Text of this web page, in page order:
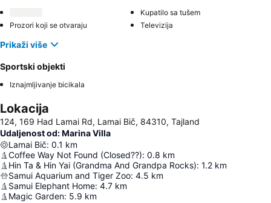
Kupatilo sa tušem
Prozori koji se otvaraju
Televizija
Prikaži više
Sportski objekti
Iznajmljivanje bicikala
Lokacija
124, 169 Had Lamai Rd, Lamai Bič, 84310, Tajland
Udaljenost od: Marina Villa
Lamai Bič: 0.1 km
Coffee Way Not Found (Closed??): 0.8 km
Hin Ta & Hin Yai (Grandma And Grandpa Rocks): 1.2 km
Samui Aquarium and Tiger Zoo: 4.5 km
Samui Elephant Home: 4.7 km
Magic Garden: 5.9 km